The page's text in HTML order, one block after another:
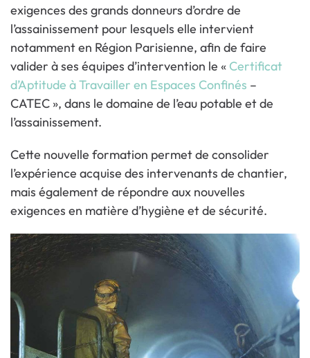
exigences des grands donneurs d’ordre de
l’assainissement pour lesquels elle intervient
notamment en Région Parisienne, afin de faire
valider à ses équipes d’intervention le « Certificat
d’Aptitude à Travailler en Espaces Confinés –
CATEC », dans le domaine de l’eau potable et de
l’assainissement.
Cette nouvelle formation permet de consolider
l’expérience acquise des intervenants de chantier,
mais également de répondre aux nouvelles
exigences en matière d’hygiène et de sécurité.